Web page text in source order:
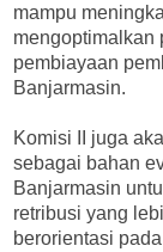
mampu
mengoptimalkan
pembiayaan
Banjarmasin.
Komisi II juga
sebagai bahan
Banjarmasin
retribusi yang
berorientasi